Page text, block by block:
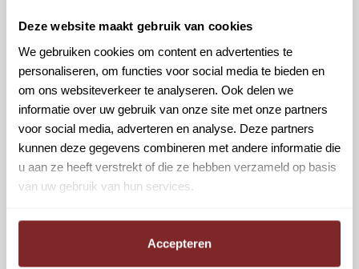
Deze website maakt gebruik van cookies
We gebruiken cookies om content en advertenties te
personaliseren, om functies voor social media te bieden en
om ons websiteverkeer te analyseren. Ook delen we
informatie over uw gebruik van onze site met onze partners
voor social media, adverteren en analyse. Deze partners
kunnen deze gegevens combineren met andere informatie die
u aan ze heeft verstrekt of die ze hebben verzameld op basis
van uw gebruik van hun services.
Accepteren
Bekijk vacature
Supervisor Schiphol
Schiphol
Automotive
€ 2900 - € 3500 p/m
Bekijk vacature